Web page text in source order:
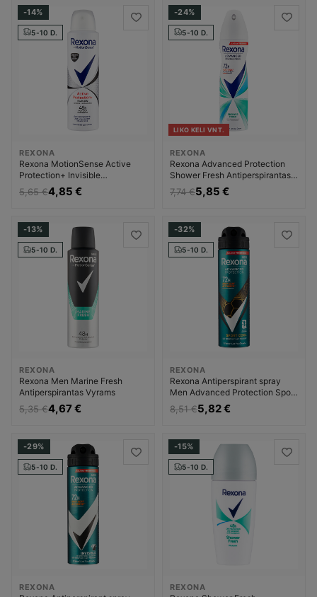
-14%
5-10 D.
REXONA
Rexona MotionSense Active
Protection+ Invisible
Antiperspirantas Moterims
5,65 €4,85 €
-24%
5-10 D.
LIKO KELI VNT.
REXONA
Rexona Advanced Protection
Shower Fresh Antiperspirantas
Moterims
7,74 €5,85 €
-13%
5-10 D.
REXONA
Rexona Men Marine Fresh
Antiperspirantas Vyrams
5,35 €4,67 €
-32%
5-10 D.
REXONA
Rexona Antiperspirant spray
Men Advanced Protection Sport
Cool Dezodorantas
Dezodorantas ir
8,51 €5,82 €
-29%
5-10 D.
REXONA
-15%
5-10 D.
REXONA